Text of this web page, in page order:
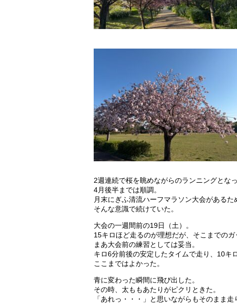
2週連続で桜を眺めながらのランニングとなっ
4月後半までは順調。
月末にぎふ清流ハーフマラソン大会があるた
そんな意識で続けていた。
大会の一週間前の19日（土）。
15キロほど走るのが理想だが、そこまでのガ
まあ大会前の練習としては妥当。
キロ6分前後の安定したタイムで走り、10キ
ここまではよかった。
青に変わった瞬間に飛び出した。
その時、太ももあたりがピクリときた。
「あれっ・・・」と思いながらもそのまま